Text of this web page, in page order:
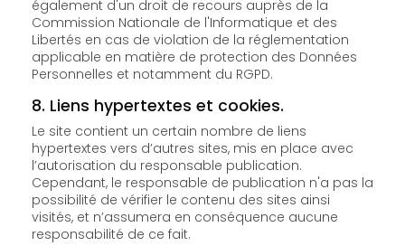
également d'un droit de recours auprès de la
Commission Nationale de l'Informatique et des
Libertés en cas de violation de la réglementation
applicable en matière de protection des Données
Personnelles et notamment du RGPD.
8. Liens hypertextes et cookies.
Le site contient un certain nombre de liens
hypertextes vers d’autres sites, mis en place avec
l’autorisation du responsable publication.
Cependant, le responsable de publication n'a pas la
possibilité de vérifier le contenu des sites ainsi
visités, et n’assumera en conséquence aucune
responsabilité de ce fait.